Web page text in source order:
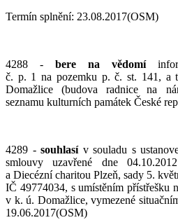
Termín splnění: 23.08.2017(OSM)
4288 - bere na vědomí
č. p. 1 na pozemku p. č. st. 141, a
Domažlice (budova radnice na
seznamu kulturních památek České
4289 -souhlasív souladu s
smlouvy uzavřené dne
a Diecézní charitou Plzeň, sady 5.
IČ 49774034, s umístěním přístřešku
v k. ú. Domažlice, vymezené
19.06.2017(OSM)